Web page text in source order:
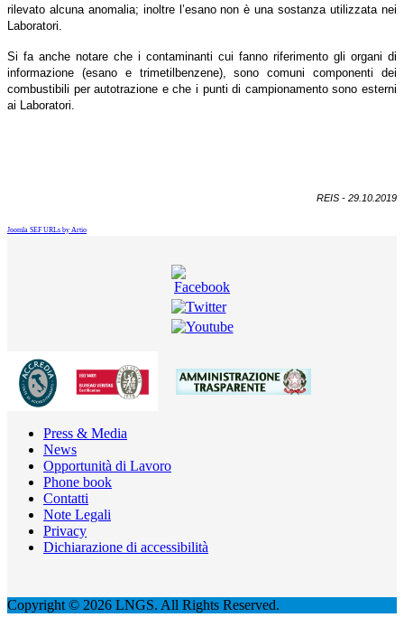
rilevato alcuna anomalia; inoltre l’esano non è una sostanza utilizzata nei
Laboratori.
Si fa anche notare che i contaminanti cui fanno riferimento gli organi di
informazione (esano e trimetilbenzene), sono comuni componenti dei
combustibili per autotrazione e che i punti di campionamento sono esterni
ai Laboratori.
REIS - 29.10.2019
Joomla SEF URLs by Artio
Press & Media
News
Opportunità di Lavoro
Phone book
Contatti
Note Legali
Privacy
Dichiarazione di accessibilità
Copyright © 2026 LNGS. All Rights Reserved.